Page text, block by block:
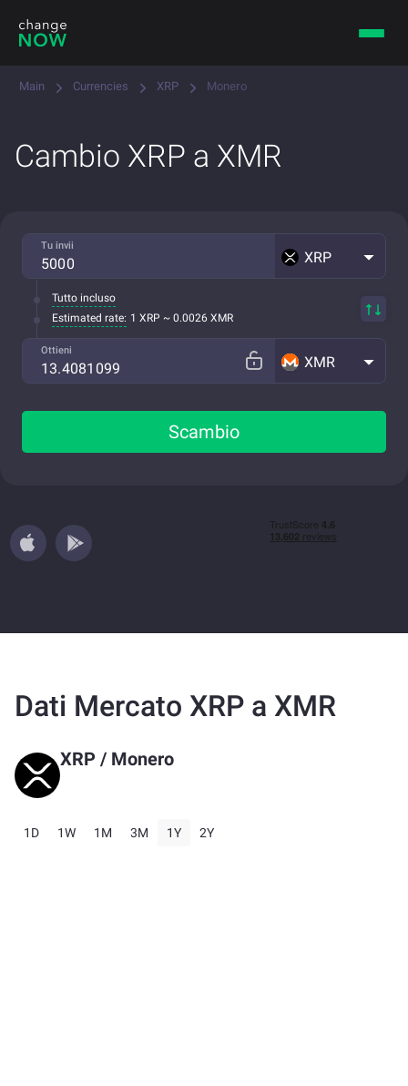
Main Currencies XRP Monero
Cambio XRP a XMR
Tu invii
XRP
Tutto incluso
Estimated rate: 1 XRP ~ 0.0026 XMR
Ottieni
XMR
Scambio
Dati Mercato XRP a XMR
XRP / Monero
1D 1W 1M 3M 1Y 2Y